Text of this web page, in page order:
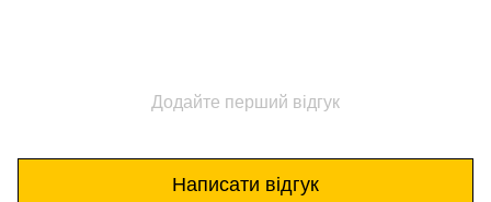
Додайте перший відгук
Написати відгук